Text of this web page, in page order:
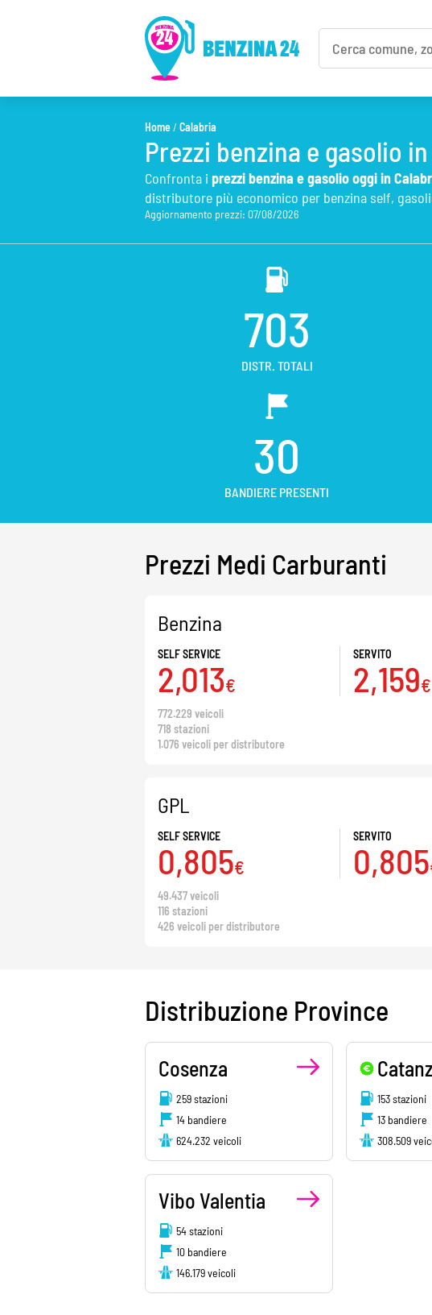
Home/ Calabria
Prezzi benzina e gasolio
Confronta i prezzi benzina e gasolio oggi in
distributore più economico per benzina self,
Aggiornamento prezzi: 07/08/2026
703
DISTR. TOTALI
30
BANDIERE PRESENTI
Prezzi Medi Carburanti
Benzina
SELF SERVICE
2,013€
SERVITO
2,159€
772.229 veicoli
718 stazioni
1.076 veicoli per distributore
GPL
SELF SERVICE
0,805€
SERVITO
0,805
49.437 veicoli
116 stazioni
426 veicoli per distributore
Distribuzione Province
Cosenza
259 stazioni
14 bandiere
624.232 veicoli
153 stazioni
13 bandiere
308.509
Vibo Valentia
54 stazioni
10 bandiere
146.179 veicoli